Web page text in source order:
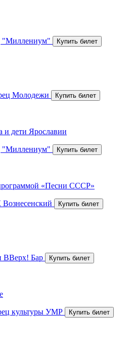
Молодежи
дети Ярославии
«Песни СССР»
ВВерх! Бар
культуры УМР